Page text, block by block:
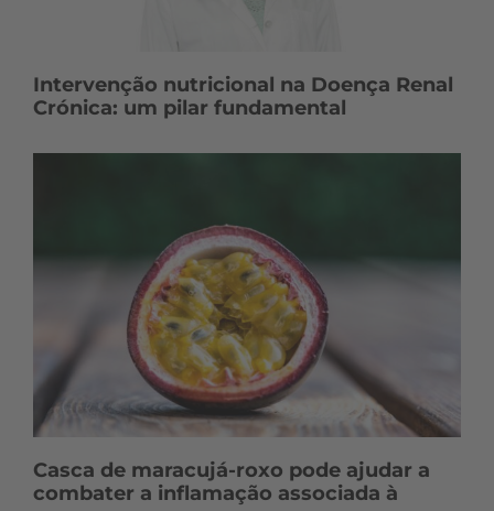
Intervenção nutricional na Doença Renal
Crónica: um pilar fundamental
Casca de maracujá-roxo pode ajudar a
combater a inflamação associada à